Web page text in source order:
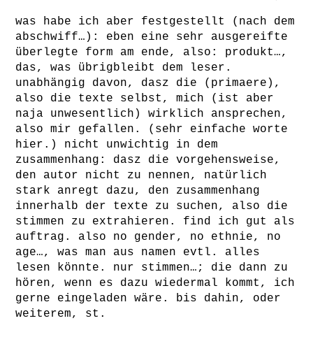
was habe ich aber festgestellt (nach dem
abschwiff…): eben eine sehr ausgereifte
überlegte form am ende, also: produkt…,
das, was übrigbleibt dem leser.
unabhängig davon, dasz die (primaere),
also die texte selbst, mich (ist aber
naja unwesentlich) wirklich ansprechen,
also mir gefallen. (sehr einfache worte
hier.) nicht unwichtig in dem
zusammenhang: dasz die vorgehensweise,
den autor nicht zu nennen, natürlich
stark anregt dazu, den zusammenhang
innerhalb der texte zu suchen, also die
stimmen zu extrahieren. find ich gut als
auftrag. also no gender, no ethnie, no
age…, was man aus namen evtl. alles
lesen könnte. nur stimmen…; die dann zu
hören, wenn es dazu wiedermal kommt, ich
gerne eingeladen wäre. bis dahin, oder
weiterem, st.